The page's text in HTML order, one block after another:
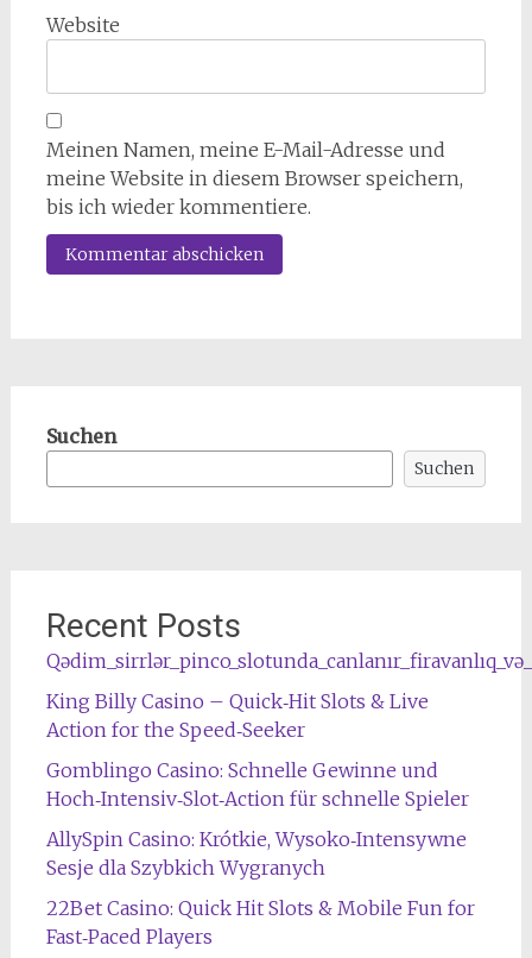
Website
Meinen Namen, meine E-Mail-Adresse und
meine Website in diesem Browser speichern,
bis ich wieder kommentiere.
Suchen
Suchen
Recent Posts
King Billy Casino – Quick‑Hit Slots & Live
Action for the Speed‑Seeker
Gomblingo Casino: Schnelle Gewinne und
Hoch‑Intensiv‑Slot‑Action für schnelle Spieler
AllySpin Casino: Krótkie, Wysoko‑Intensywne
Sesje dla Szybkich Wygranych
22Bet Casino: Quick Hit Slots & Mobile Fun for
Fast‑Paced Players